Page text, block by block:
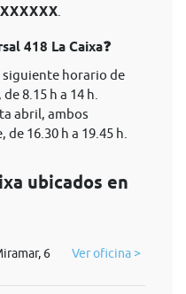
418 La Caixa❓
siguiente horario de
8.15 h a 14 h.
abril, ambos
16.30 h a 19.45 h.
ubicados en
6 Ver oficina >